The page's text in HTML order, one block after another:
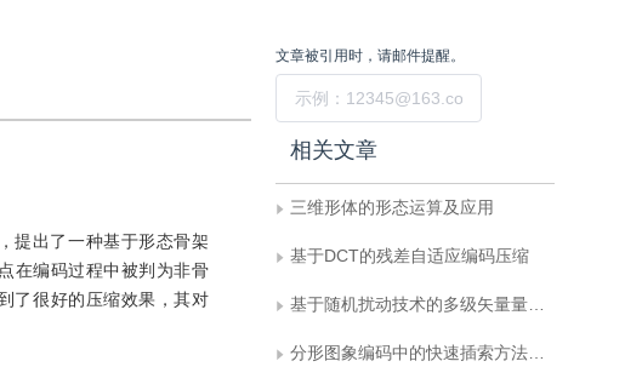
提出了一种基于形态骨架
在编码过程中被判为非骨
了很好的压缩效果，其对
文章被引用时，请邮件提醒。
相关文章
三维形体的形态运算及应用
基于DCT的残差自适应编码压缩
基于随机扰动技术的多级矢量量化器优化设计
分形图象编码中的快速插索方法研究